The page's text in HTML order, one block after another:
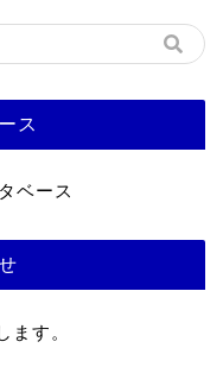
ス
ベース
ます。